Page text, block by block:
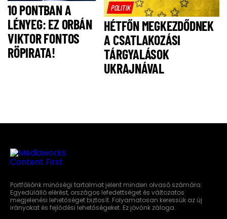
10 PONTBAN A
LÉNYEG: EZ ORBÁN
VIKTOR FONTOS
RÖPIRATA!
POLITIK
HÉTFŐN MEGKEZDŐDNEK
A CSATLAKOZÁSI
TÁRGYALÁSOK
UKRAJNÁVAL
Portfóliónk minőségi tartalmat jelent minden olvasó számára.
Egyedülálló elérést, országos lefedettséget és változatos
megjelenési lehetőséget biztosít. Folyamatosan keressük az új
irányokat és fejlődési lehetőségeket. Ez jövőnk záloga.